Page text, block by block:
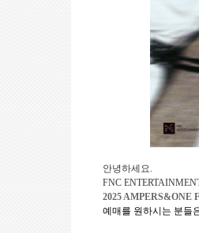
안녕하세요.
FNC
2025 AMPERS&ONE
예매를 원하시는 분들